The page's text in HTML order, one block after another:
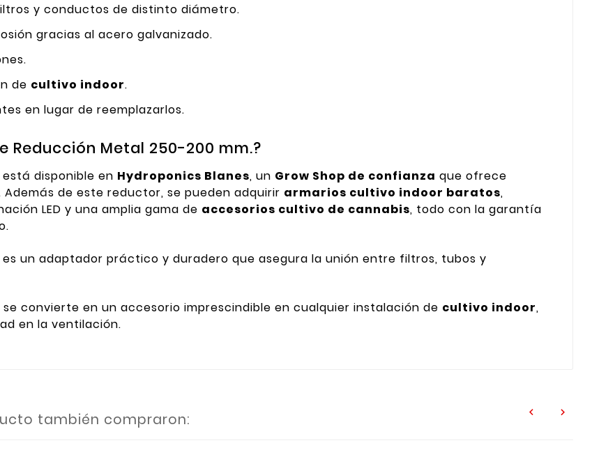
y conductos de distinto diámetro.
gracias al acero galvanizado.
de cultivo indoor.
en lugar de reemplazarlos.
Reducción Metal 250-200 mm.?
está disponible en Hydroponics Blanes, un Grow Shop de confianza que ofrece
Además de este reductor, se pueden adquirir armarios cultivo indoor baratos,
LED y una amplia gama de accesorios cultivo de cannabis, todo con la garantía
es un adaptador práctico y duradero que asegura la unión entre filtros, tubos y
convierte en un accesorio imprescindible en cualquier instalación de cultivo indoor,
en la ventilación.
también compraron:  